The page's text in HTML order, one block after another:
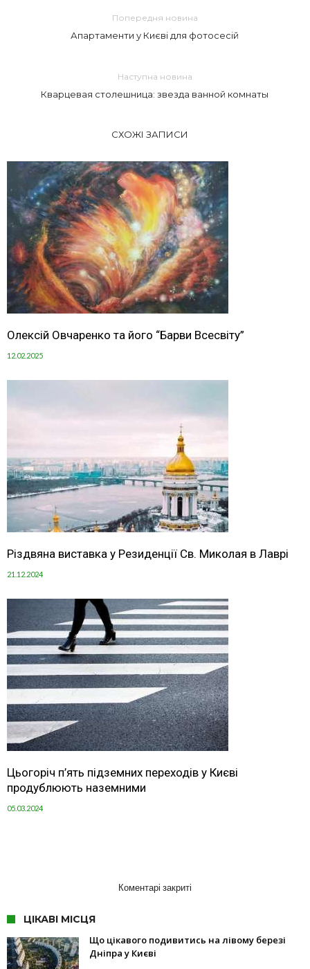
Попередня новина
Апартаменти у Києві для фотосесій
Наступна новина
Кварцевая столешница: звезда ванной комнаты
СХОЖІ ЗАПИСИ
Олексій Овчаренко та його “Барви Всесвіту”
12.02.2025
Різдвяна виставка у Резиденції Св. Миколая в Лаврі
21.12.2024
Цьогоріч п’ять підземних переходів у Києві
продублюють наземними
05.03.2024
Коментарі закриті
ЦІКАВІ МІСЦЯ
Що цікавого подивитись на лівому березі
Дніпра у Києві